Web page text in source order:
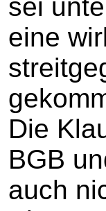
sei
eine
Die
BGB
auch